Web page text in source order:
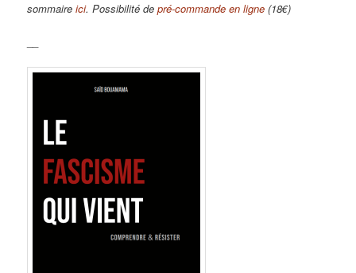
sommaireici. Possibilité depré-commande en ligne (18€)